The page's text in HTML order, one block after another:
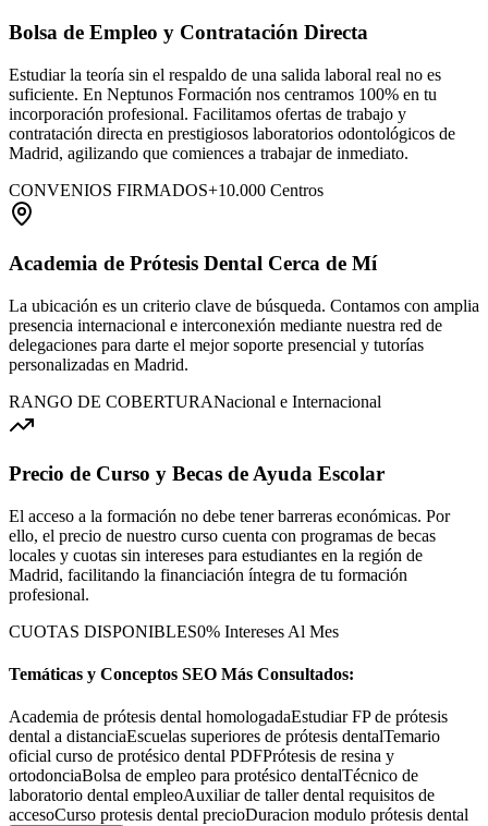
Bolsa de Empleo y Contratación Directa
Estudiar la teoría sin el respaldo de una salida laboral real no es
suficiente. En Neptunos Formación nos centramos 100% en tu
incorporación profesional. Facilitamos ofertas de trabajo y
contratación directa en prestigiosos laboratorios odontológicos de
Madrid, agilizando que comiences a trabajar de inmediato.
CONVENIOS FIRMADOS+10.000 Centros
Academia de Prótesis Dental Cerca de Mí
La ubicación es un criterio clave de búsqueda. Contamos con amplia
presencia internacional e interconexión mediante nuestra red de
delegaciones para darte el mejor soporte presencial y tutorías
personalizadas en Madrid.
RANGO DE COBERTURANacional e Internacional
Precio de Curso y Becas de Ayuda Escolar
El acceso a la formación no debe tener barreras económicas. Por
ello, el precio de nuestro curso cuenta con programas de becas
locales y cuotas sin intereses para estudiantes en la región de
Madrid, facilitando la financiación íntegra de tu formación
profesional.
CUOTAS DISPONIBLES0% Intereses Al Mes
Temáticas y Conceptos SEO Más Consultados:
Academia de prótesis dental homologadaEstudiar FP de prótesis
dental a distanciaEscuelas superiores de prótesis dentalTemario
oficial curso de protésico dental PDFPrótesis de resina y
ortodonciaBolsa de empleo para protésico dentalTécnico de
laboratorio dental empleoAuxiliar de taller dental requisitos de
accesoCurso protesis dental precioDuracion modulo prótesis dental